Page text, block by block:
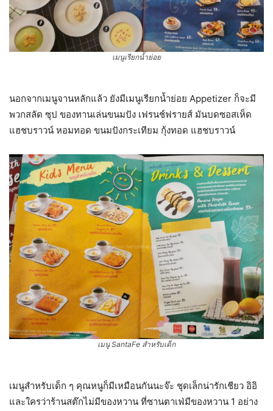
เมนูเรียกน้ำย่อย
นอกจากเมนูจานหลักแล้ว ยังมีเมนูเรียกน้ำย่อย Appetizer ก็จะมี
พวกสลัด ซุป ของทานเล่นขนมปัง เฟรนช์ฟรายส์ มันบดซอสเห็ด
แฮชบราวน์ หอมทอด ขนมปังกระเทียม กุ้งทอด แฮชบราวน์
เมนู SantaFe สำหรับเด็ก
เมนูสำหรับเด็ก ๆ คุณหนูก็มีเหมือนกันนะจ๊ะ ชุดเล็กน่ารักเชียว อิอิ
และใครว่าร้านสต๊กไม่มีของหวาน ที่ซานตาเฟ่มีของหวาน 1 อย่าง